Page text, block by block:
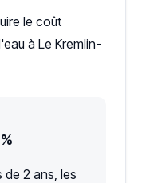
le coût
à Le Kremlin-
de 2 ans, les